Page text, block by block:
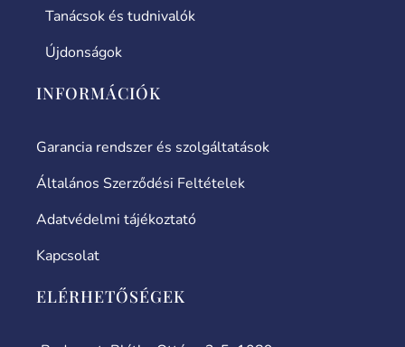
Tanácsok és tudnivalók
Újdonságok
INFORMÁCIÓK
Garancia rendszer és szolgáltatások
Általános Szerződési Feltételek
Adatvédelmi tájékoztató
Kapcsolat
ELÉRHETŐSÉGEK